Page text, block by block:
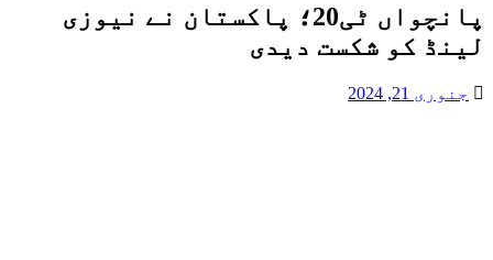
پانچواں ٹی20؛ پاکستان نے نیوزی
لینڈ کو شکست دیدی
جنوری 21, 2024